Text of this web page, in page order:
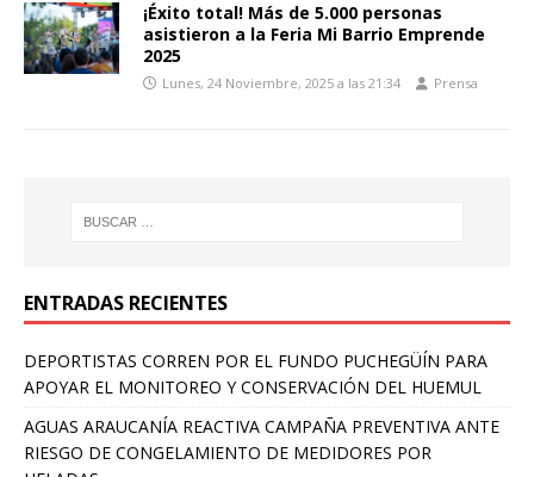
¡Éxito total! Más de 5.000 personas
asistieron a la Feria Mi Barrio Emprende
2025
Lunes, 24 Noviembre, 2025 a las 21:34 Prensa
ENTRADAS RECIENTES
DEPORTISTAS CORREN POR EL FUNDO PUCHEGÜÍN PARA
APOYAR EL MONITOREO Y CONSERVACIÓN DEL HUEMUL
AGUAS ARAUCANÍA REACTIVA CAMPAÑA PREVENTIVA ANTE
RIESGO DE CONGELAMIENTO DE MEDIDORES POR